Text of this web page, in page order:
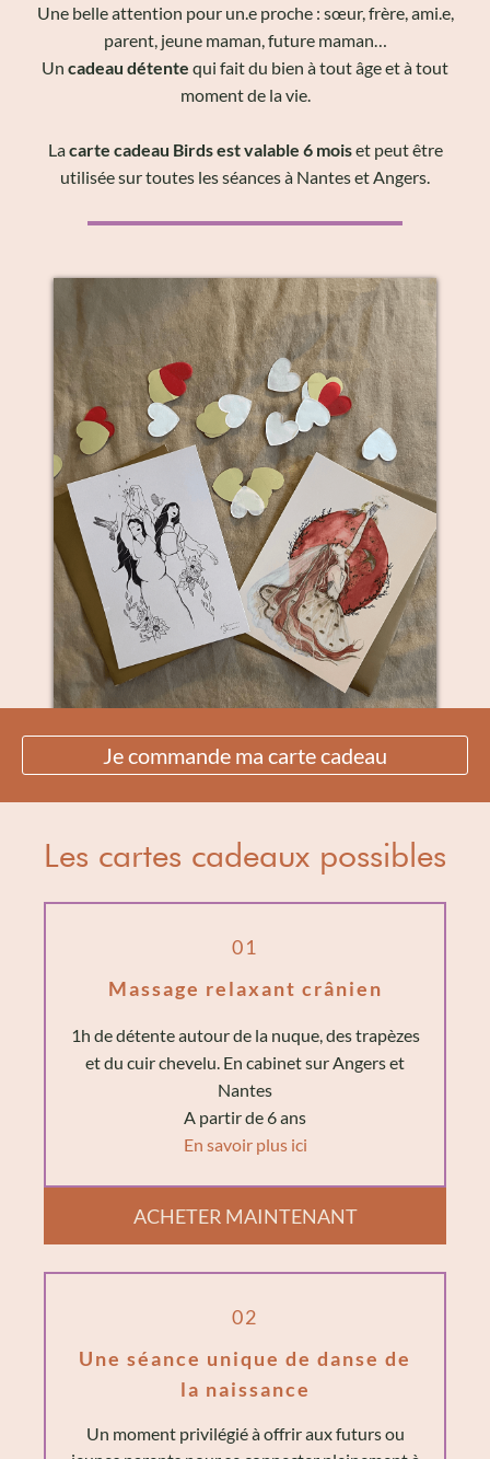
Une belle attention pour un.e proche : sœur, frère, ami.e,
parent, jeune maman, future maman…
Un cadeau détente qui fait du bien à tout âge et à tout
moment de la vie.
Lacarte cadeau Birds est valable 6 moiset peut être
utilisée sur toutes les séances à Nantes et Angers.
Je commande ma carte cadeau
Les cartes cadeaux possibles
01
Massage relaxant crânien
1h de détente autour de la nuque, des trapèzes
et du cuir chevelu. En cabinet sur Angers et
Nantes
A partir de 6 ans
En savoir plus ici
ACHETER MAINTENANT
02
Une séance unique de danse de
la naissance
Un moment privilégié à offrir aux futurs ou